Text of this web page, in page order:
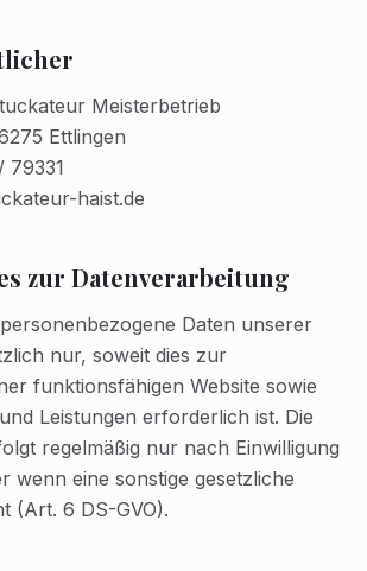
Meisterbetrieb
Ettlingen
79331
haist.de
zur Datenverarbeitung
Daten unserer
nur, soweit dies zur
funktionsfähigen Website sowie
Leistungen erforderlich ist. Die
regelmäßig nur nach Einwilligung
wenn eine sonstige gesetzliche
(Art. 6 DS-GVO).